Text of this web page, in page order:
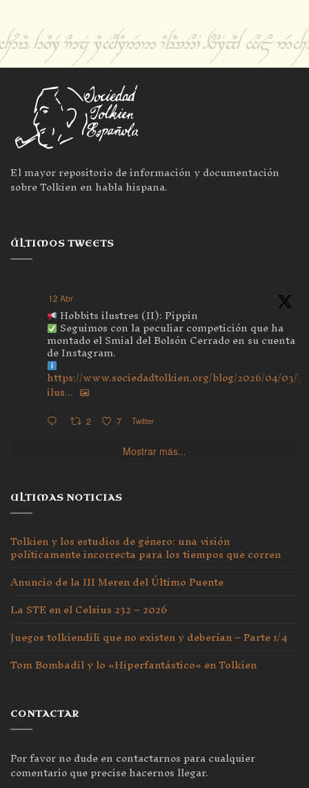
El mayor repositorio de información y documentación
sobre Tolkien en habla hispana.
ÚLTIMOS TWEETS
12 Abr
Hobbits ilustres (II): Pippin
Seguimos con la peculiar competición que ha
montado el Smial del Bolsón Cerrado en su cuenta
de Instagram.
https://www.sociedadtolkien.org/blog/2026/04/03/
ilus...
2 7 Twitter
Mostrar más...
ULTIMAS NOTICIAS
Tolkien y los estudios de género: una visión
políticamente incorrecta para los tiempos que corren
Anuncio de la III Meren del Último Puente
La STE en el Celsius 232 – 2026
Juegos tolkiendili que no existen y deberían – Parte 1/4
Tom Bombadil y lo «Hiperfantástico» en Tolkien
CONTACTAR
Por favor no dude en contactarnos para cualquier
comentario que precise hacernos llegar.